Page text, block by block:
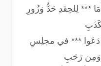
*** لِلحِقدِ حَدٌّ وَزُورِ
دَعَوا *** في مجلِسِ
وَمِن رَحَبِ